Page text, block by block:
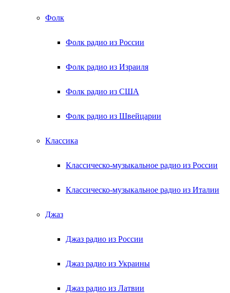
Фолк
Фолк радио из России
Фолк радио из Израиля
Фолк радио из США
Фолк радио из Швейцарии
Классика
Классическо-музыкальное радио из России
Классическо-музыкальное радио из Италии
Джаз
Джаз радио из России
Джаз радио из Украины
Джаз радио из Латвии